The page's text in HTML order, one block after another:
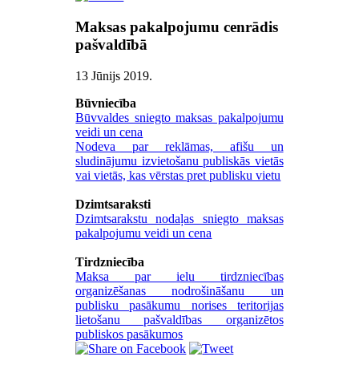
Maksas pakalpojumu cenrādis
pašvaldībā
13 Jūnijs 2019.
Būvniecība
Būvvaldes sniegto maksas pakalpojumu
veidi un cena
Nodeva par reklāmas, afišu un
sludinājumu izvietošanu publiskās vietās
vai vietās, kas vērstas pret publisku vietu
Dzimtsaraksti
Dzimtsarakstu nodaļas sniegto maksas
pakalpojumu veidi un cena
Tirdzniecība
Maksa par ielu tirdzniecības
organizēšanas nodrošināšanu un
publisku pasākumu norises teritorijas
lietošanu pašvaldības organizētos
publiskos pasākumos